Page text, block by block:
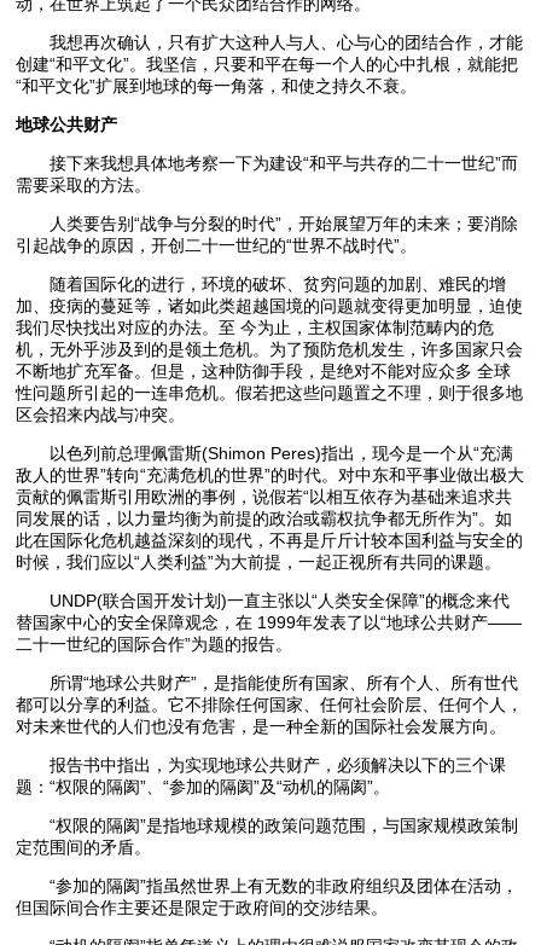
我想再次确认，只有扩大这种人与人、心与心的团结合作，才能
创建“和平文化”。我坚信，只要和平在每一个人的心中扎根，就能把
“和平文化”扩展到地球的每一角落，和使之持久不衰。
地球公共财产
接下来我想具体地考察一下为建设“和平与共存的二十一世纪”而
需要采取的方法。
人类要告别“战争与分裂的时代”，开始展望万年的未来；要消除
引起战争的原因，开创二十一世纪的“世界不战时代”。
随着国际化的进行，环境的破坏、贫穷问题的加剧、难民的增
加、疫病的蔓延等，诸如此类超越国境的问题就变得更加明显，迫使
我们尽快找出对应的办法。至 今为止，主权国家体制范畴内的危
机，无外乎涉及到的是领土危机。为了预防危机发生，许多国家只会
不断地扩充军备。但是，这种防御手段，是绝对不能对应众多 全球
性问题所引起的一连串危机。假若把这些问题置之不理，则于很多地
区会招来内战与冲突。
以色列前总理佩雷斯(Shimon Peres)指出，现今是一个从“充满
敌人的世界”转向“充满危机的世界”的时代。对中东和平事业做出极大
贡献的佩雷斯引用欧洲的事例，说假若“以相互依存为基础来追求共
同发展的话，以力量均衡为前提的政治或霸权抗争都无所作为”。如
此在国际化危机越益深刻的现代，不再是斤斤计较本国利益与安全的
时候，我们应以“人类利益”为大前提，一起正视所有共同的课题。
UNDP(联合国开发计划)一直主张以“人类安全保障”的概念来代
替国家中心的安全保障观念，在 1999年发表了以“地球公共财产——
二十一世纪的国际合作”为题的报告。
所谓“地球公共财产”，是指能使所有国家、所有个人、所有世代
都可以分享的利益。它不排除任何国家、任何社会阶层、任何个人，
对未来世代的人们也没有危害，是一种全新的国际社会发展方向。
报告书中指出，为实现地球公共财产，必须解决以下的三个课
题：“权限的隔阂”、“参加的隔阂”及“动机的隔阂”。
“权限的隔阂”是指地球规模的政策问题范围，与国家规模政策制
定范围间的矛盾。
“参加的隔阂”指虽然世界上有无数的非政府组织及团体在活动，
但国际间合作主要还是限定于政府间的交涉结果。